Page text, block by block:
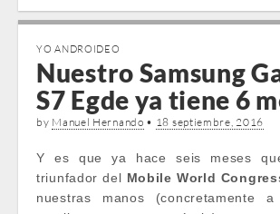
YO ANDROIDEO
Nuestro Samsung
S7 Egde ya tiene 6
by Manuel Hernando • 18 septiembre, 2016
Y es que ya hace seis meses
triunfador del Mobile World
nuestras manos (concretamente